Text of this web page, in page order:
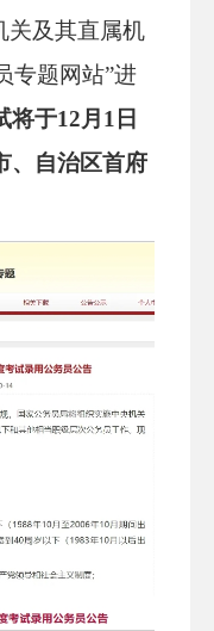
关及其直属机
专题网站”进
将于12月1日
、自治区首府